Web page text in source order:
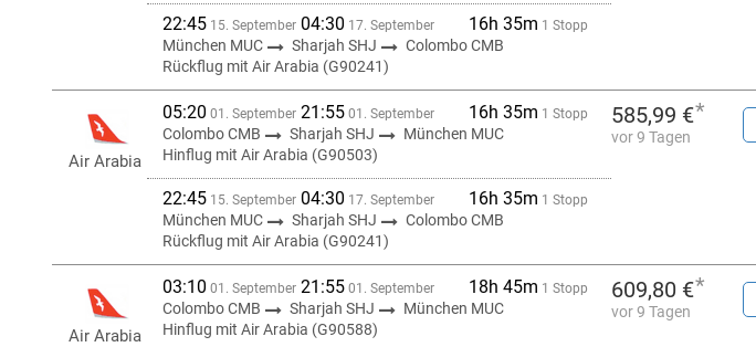
22:45 15. September 04:30 17. September 16h 35m 1 Stopp
München MUC Sharjah SHJ
Colombo CMB
Rückflug mit Air Arabia (G90241)
05:20 01. September 21:55 01. September 16h 35m 1 Stopp
Colombo CMB Sharjah SHJ
München MUC
Hinflug mit Air Arabia (G90503)
22:45 15. September 04:30 17. September 16h 35m 1 Stopp
München MUC Sharjah SHJ
Colombo CMB
Rückflug mit Air Arabia (G90241)
Air Arabia
585,99 €*
vor 9 Tagen
03:10 01. September 21:55 01. September 18h 45m 1 Stopp
Colombo CMB Sharjah SHJ
München MUC
Hinflug mit Air Arabia (G90588)
Air Arabia
609,80 €*
vor 9 Tagen